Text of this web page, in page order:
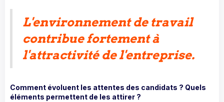
L'environnement de travail
contribue fortement à
l'attractivité de l'entreprise.
Comment évoluent les attentes des candidats ? Quels
éléments permettent de les attirer ?